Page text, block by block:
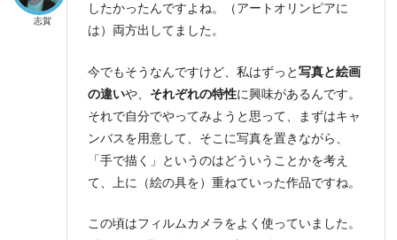
志賀
したかったんですよね。（アートオリンピアに
は）両方出してました。
今でもそうなんですけど、私はずっと写真と絵画
の違いや、 それぞれの特性に興味があるんです。
それで自分でやってみようと思って、まずはキャ
ンバスを用意して、そこに写真を置きながら、
「手で描く」というのはどういうことかを考え
て、上に（絵の具を）重ねていった作品ですね。
この頃はフィルムカメラをよく使っていました。